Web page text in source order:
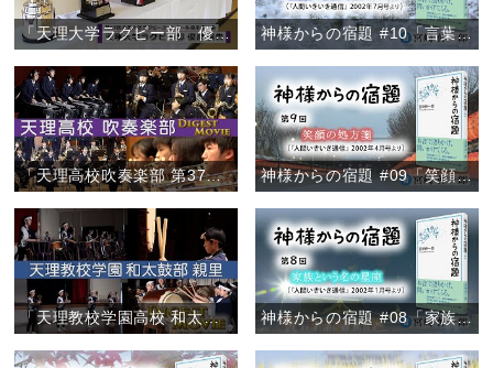
「天理大学ラグビー部 優勝報告」 神様からの宿題 #10「言葉の代わりに……」
「天理高校吹奏楽部 第37回定期演奏会/ファイナル・コンサート2020ダイジェスト」 神様からの宿題 #09「笑顔の処方箋」
「天理教校学園高校 和太鼓部親里 定期演奏会ダイジェスト」 神様からの宿題 #08「家族という名の星座」